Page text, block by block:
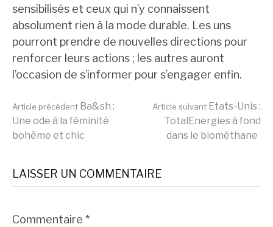
sensibilisés et ceux qui n’y connaissent
absolument rien à la mode durable. Les uns
pourront prendre de nouvelles directions pour
renforcer leurs actions ; les autres auront
l’occasion de s’informer pour s’engager enfin.
Lire
suite
Article précédent Ba&sh :
Une ode à la féminité
bohème et chic
Article suivant Etats-Unis :
TotalEnergies à fond
dans le biométhane
LAISSER UN COMMENTAIRE
Commentaire *